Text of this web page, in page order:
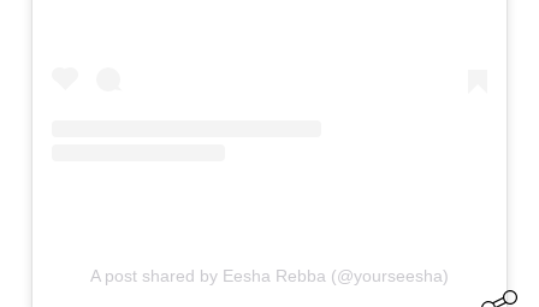
A post shared by Eesha Rebba (@yourseesha)